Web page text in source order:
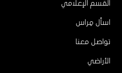
للوسطاء العقاريين
البوابة الإلكترونية للوسطاء
مركز مبيعات مِراس في نخلة جميرا
نوريل في مدينة جميرا ليفنج
سولايا
جميرا ريزيدنسز أبراج الإمارات
أتيليس في حي دبي للتصميم
One
اسأل مِراس
تواصل معنا
الأراضي